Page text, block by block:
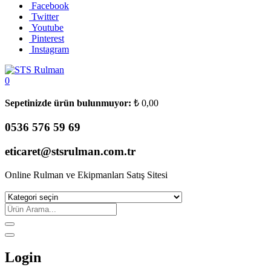
Facebook
Twitter
Youtube
Pinterest
Instagram
0
Sepetinizde ürün bulunmuyor: ₺ 0,00
0536 576 59 69
eticaret@stsrulman.com.tr
Online Rulman ve Ekipmanları Satış Sitesi
Login